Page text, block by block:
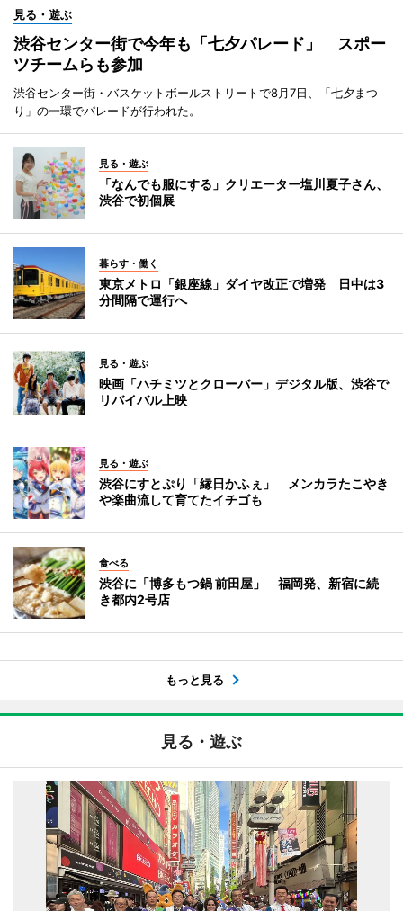
見る・遊ぶ
渋谷センター街で今年も「七夕パレード」 スポー
ツチームらも参加
渋谷センター街・バスケットボールストリートで8月7日、「七夕まつ
り」の一環でパレードが行われた。
見る・遊ぶ
「なんでも服にする」クリエーター塩川夏子さん、
渋谷で初個展
暮らす・働く
東京メトロ「銀座線」ダイヤ改正で増発 日中は3
分間隔で運行へ
見る・遊ぶ
映画「ハチミツとクローバー」デジタル版、渋谷で
リバイバル上映
見る・遊ぶ
渋谷にすとぷり「縁日かふぇ」 メンカラたこやき
や楽曲流して育てたイチゴも
食べる
渋谷に「博多もつ鍋 前田屋」 福岡発、新宿に続
き都内2号店
もっと見る
見る・遊ぶ